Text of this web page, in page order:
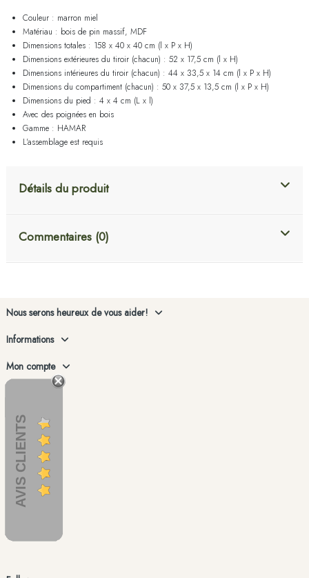
Couleur : marron miel
Matériau : bois de pin massif, MDF
Dimensions totales : 158 x 40 x 40 cm (l x P x H)
Dimensions extérieures du tiroir (chacun) : 52 x 17,5 cm (l x H)
Dimensions intérieures du tiroir (chacun) : 44 x 33,5 x 14 cm (l x P x H)
Dimensions du compartiment (chacun) : 50 x 37,5 x 13,5 cm (l x P x H)
Dimensions du pied : 4 x 4 cm (L x l)
Avec des poignées en bois
Gamme : HAMAR
L'assemblage est requis
Détails du produit
Commentaires (0)
Nous serons heureux de vous aider!
Informations
Mon compte
AVIS CLIENTS